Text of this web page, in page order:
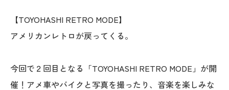
【TOYOHASHI RETRO MODE】
アメリカンレトロが戻ってくる。
今回で２回目となる「TOYOHASHI RETRO MODE」が開
催！アメ車やバイクと写真を撮ったり、音楽を楽しみな